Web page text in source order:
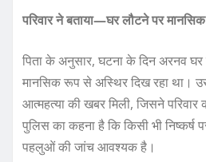
परिवार ने बताया—घर लौटने पर
पिता के अनुसार, घटना के दिन अरनव
मानसिक रूप से अस्थिर दिख रहा था।
आत्महत्या की खबर मिली, जिसने परिवार
पुलिस का कहना है कि किसी भी
पहलुओं की जांच आवश्यक है।